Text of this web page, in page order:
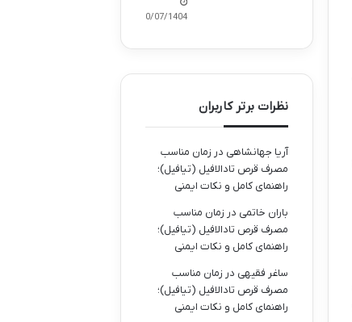
30/07/1404
نظرات برتر کاربران
آریا جهانشاهی در زمان مناسب
مصرف قرص تادالافیل (تیافیل)؛
راهنمای کامل و نکات ایمنی
باران خاتمی در زمان مناسب
مصرف قرص تادالافیل (تیافیل)؛
راهنمای کامل و نکات ایمنی
ساغر فقیهی در زمان مناسب
مصرف قرص تادالافیل (تیافیل)؛
راهنمای کامل و نکات ایمنی